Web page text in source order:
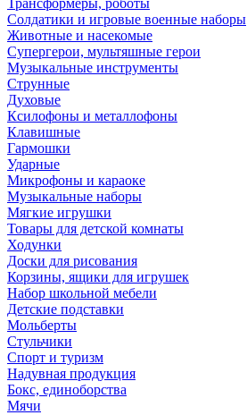
Трансформеры, роботы
Солдатики и игровые военные наборы
Животные и насекомые
Супергерои, мультяшные герои
Музыкальные инструменты
Струнные
Духовые
Ксилофоны и металлофоны
Клавишные
Гармошки
Ударные
Микрофоны и караоке
Музыкальные наборы
Мягкие игрушки
Товары для детской комнаты
Ходунки
Доски для рисования
Корзины, ящики для игрушек
Набор школьной мебели
Детские подставки
Мольберты
Стульчики
Спорт и туризм
Надувная продукция
Бокс, единоборства
Мячи